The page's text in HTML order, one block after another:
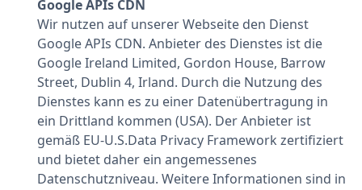
Google APIs CDN
Wir nutzen auf unserer Webseite den Dienst
Google APIs CDN. Anbieter des Dienstes ist die
Google Ireland Limited, Gordon House, Barrow
Street, Dublin 4, Irland. Durch die Nutzung des
Dienstes kann es zu einer Datenübertragung in
ein Drittland kommen (USA). Der Anbieter ist
gemäß EU-U.S.Data Privacy Framework zertifiziert
und bietet daher ein angemessenes
Datenschutzniveau. Weitere Informationen sind in